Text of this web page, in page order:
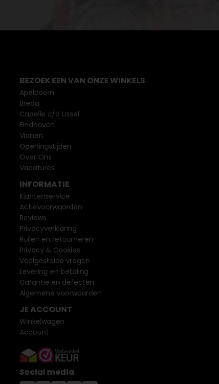
BEZOEK EEN VAN ONZE WINKELS
Apeldoorn
Breda
Capelle a/d IJssel
Eindhoven
Vianen
Openingstijden
Over Ons
Vacatures
INFORMATIE
Klantenservice
Actievoorwaarden
Reviews
Privacyverklaring
Ruilen en retourneren
Privacy & Cookies
Veelgestelde vragen
Levering en betaling
Garantie en defecten
Algemene voorwaarden
JE ACCOUNT
Winkelwagen
Account
Social media